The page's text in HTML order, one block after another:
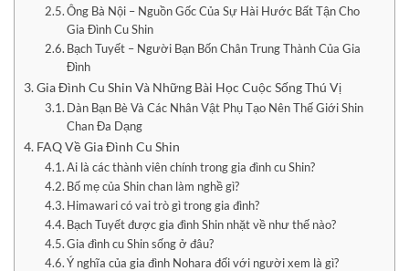
Ông Bà Nội – Nguồn Gốc Của Sự Hài Hước Bất Tận Cho
Gia Đình Cu Shin
Bạch Tuyết – Người Bạn Bốn Chân Trung Thành Của Gia
Đình
Gia Đình Cu Shin Và Những Bài Học Cuộc Sống Thú Vị
Dàn Bạn Bè Và Các Nhân Vật Phụ Tạo Nên Thế Giới Shin
Chan Đa Dạng
FAQ Về Gia Đình Cu Shin
Ai là các thành viên chính trong gia đình cu Shin?
Bố mẹ của Shin chan làm nghề gì?
Himawari có vai trò gì trong gia đình?
Bạch Tuyết được gia đình Shin nhặt về như thế nào?
Gia đình cu Shin sống ở đâu?
Ý nghĩa của gia đình Nohara đối với người xem là gì?